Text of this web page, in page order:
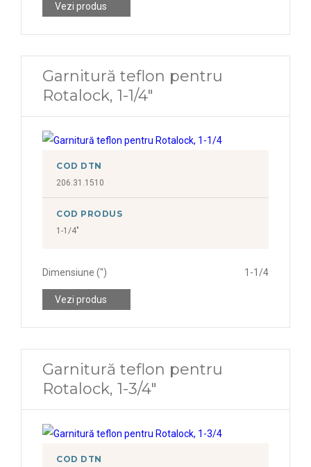
Vezi produs
Garnitură teflon pentru
Rotalock, 1-1/4"
COD DTN
206.31.1510
COD PRODUS
1-1/4"
Dimensiune (") 1-1/4
Vezi produs
Garnitură teflon pentru
Rotalock, 1-3/4"
COD DTN